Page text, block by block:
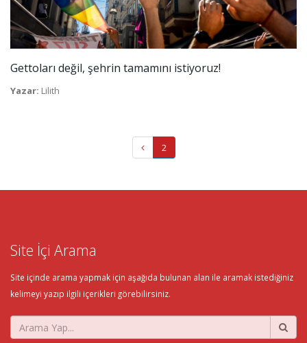
Gettoları değil, şehrin tamamını istiyoruz!
Yazar: Lilith
2
Site İçi Arama
Site içinde arama yapmak için aşağıda bulunan alan ile aramak istediğiniz
kelimeyi yazıp ilgili içerikleri görebilirsiniz.